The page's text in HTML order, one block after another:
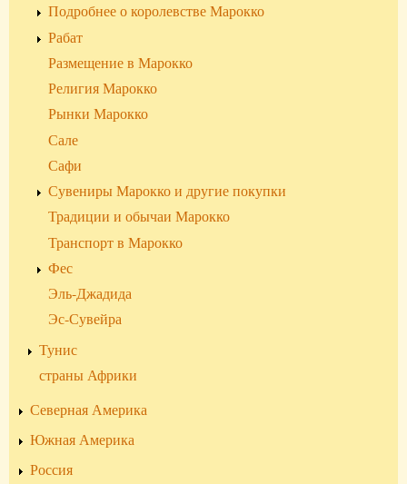
Подробнее о королевстве Марокко
Рабат
Размещение в Марокко
Религия Марокко
Рынки Марокко
Сале
Сафи
Сувениры Марокко и другие покупки
Традиции и обычаи Марокко
Транспорт в Марокко
Фес
Эль-Джадида
Эс-Сувейра
Тунис
страны Африки
Северная Америка
Южная Америка
Россия